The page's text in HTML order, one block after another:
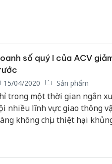
số quý I của ACV
15/04/2020 Sản phẩm
trong một thời gian ngắn
nhiều lĩnh vực giao thông
không chịu thiệt hại